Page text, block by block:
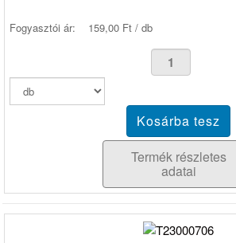
Fogyasztói ár: 159,00 Ft / db
Termék részletes
adatai